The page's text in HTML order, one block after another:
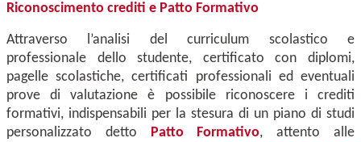
Riconoscimento crediti e Patto Formativo
Attraverso l’analisi del curriculum scolastico e
professionale dello studente, certificato con diplomi,
pagelle scolastiche, certificati professionali ed eventuali
prove di valutazione è possibile riconoscere i crediti
formativi, indispensabili per la stesura di un piano di studi
personalizzato detto Patto Formativo, attento alle